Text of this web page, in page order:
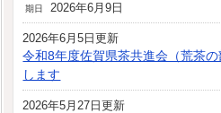
期日 2026年6月9日
2026年6月5日更新
令和8年度佐賀県茶共進会（荒茶
します
2026年5月27日更新